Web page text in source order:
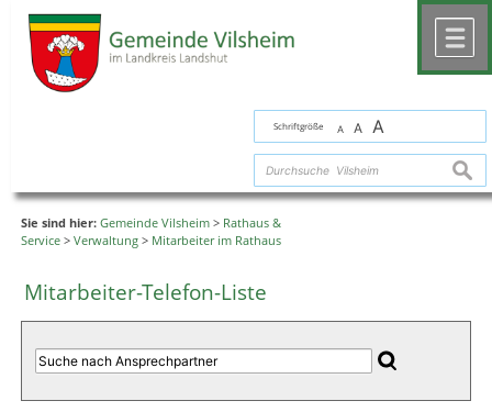
Schriftgröße A A A
Sie sind hier: Gemeinde Vilsheim > Rathaus &
Service > Verwaltung > Mitarbeiter im Rathaus
Mitarbeiter-Telefon-Liste